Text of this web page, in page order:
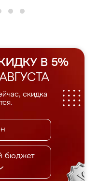
В 5%
скидка
бюджет